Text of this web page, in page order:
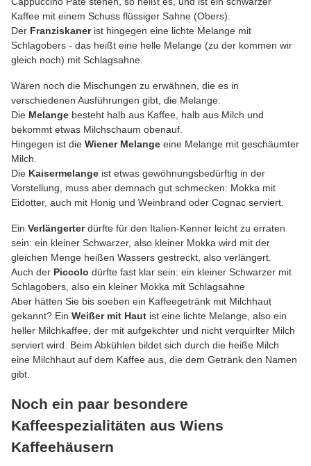
Kaffee mit einem Schuss flüssiger Sahne (Obers).
Der Franziskanerist hingegen eine lichte Melange mit
Schlagobers - das heißt eine helle Melange (zu der kommen wir
gleich noch) mit Schlagsahne.
Wären noch die Mischungen zu erwähnen, die es in
verschiedenen Ausführungen gibt, die Melange:
Die Melange besteht halb aus Kaffee, halb aus Milch und
bekommt etwas Milchschaum obenauf.
Hingegen ist die Wiener Melange eine Melange mit geschäumter
Milch.
Die Kaisermelange ist etwas gewöhnungsbedürftig in der
Vorstellung, muss aber demnach gut schmecken: Mokka mit
Eidotter, auch mit Honig und Weinbrand oder Cognac serviert.
Ein Verlängerterdürfte für den Italien-Kenner leicht zu erraten
sein: ein kleiner Schwarzer, also kleiner Mokka wird mit der
gleichen Menge heißen Wassers gestreckt, also verlängert.
Auch der Piccolo dürfte fast klar sein: ein kleiner Schwarzer mit
Schlagobers, also ein kleiner Mokka mit Schlagsahne
Aber hätten Sie bis soeben ein Kaffeegetränk mit Milchhaut
gekannt? Ein Weißer mit Haut ist eine lichte Melange, also ein
heller Milchkaffee, der mit aufgekchter und nicht verquirlter Milch
serviert wird. Beim Abkühlen bildet sich durch die heiße Milch
eine Milchhaut auf dem Kaffee aus, die dem Getränk den Namen
gibt.
Noch ein paar besondere
Kaffeespezialitäten aus Wiens
Kaffeehäusern